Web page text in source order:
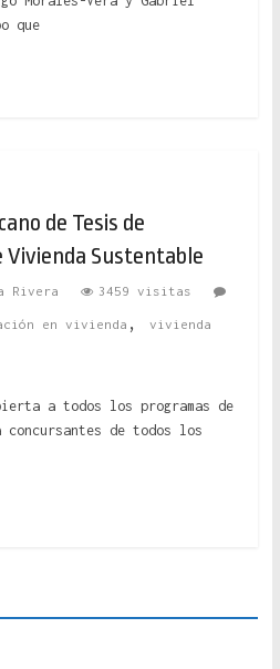
que
de Tesis de
Sustentable
Rivera 3459 visitas
en vivienda , vivienda
a todos los programas de
concursantes de todos los